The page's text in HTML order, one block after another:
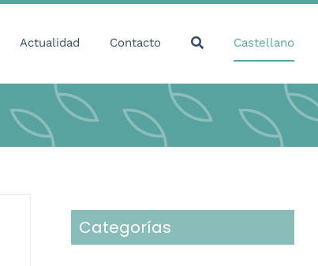
Actualidad Contacto Castellano
Categorías